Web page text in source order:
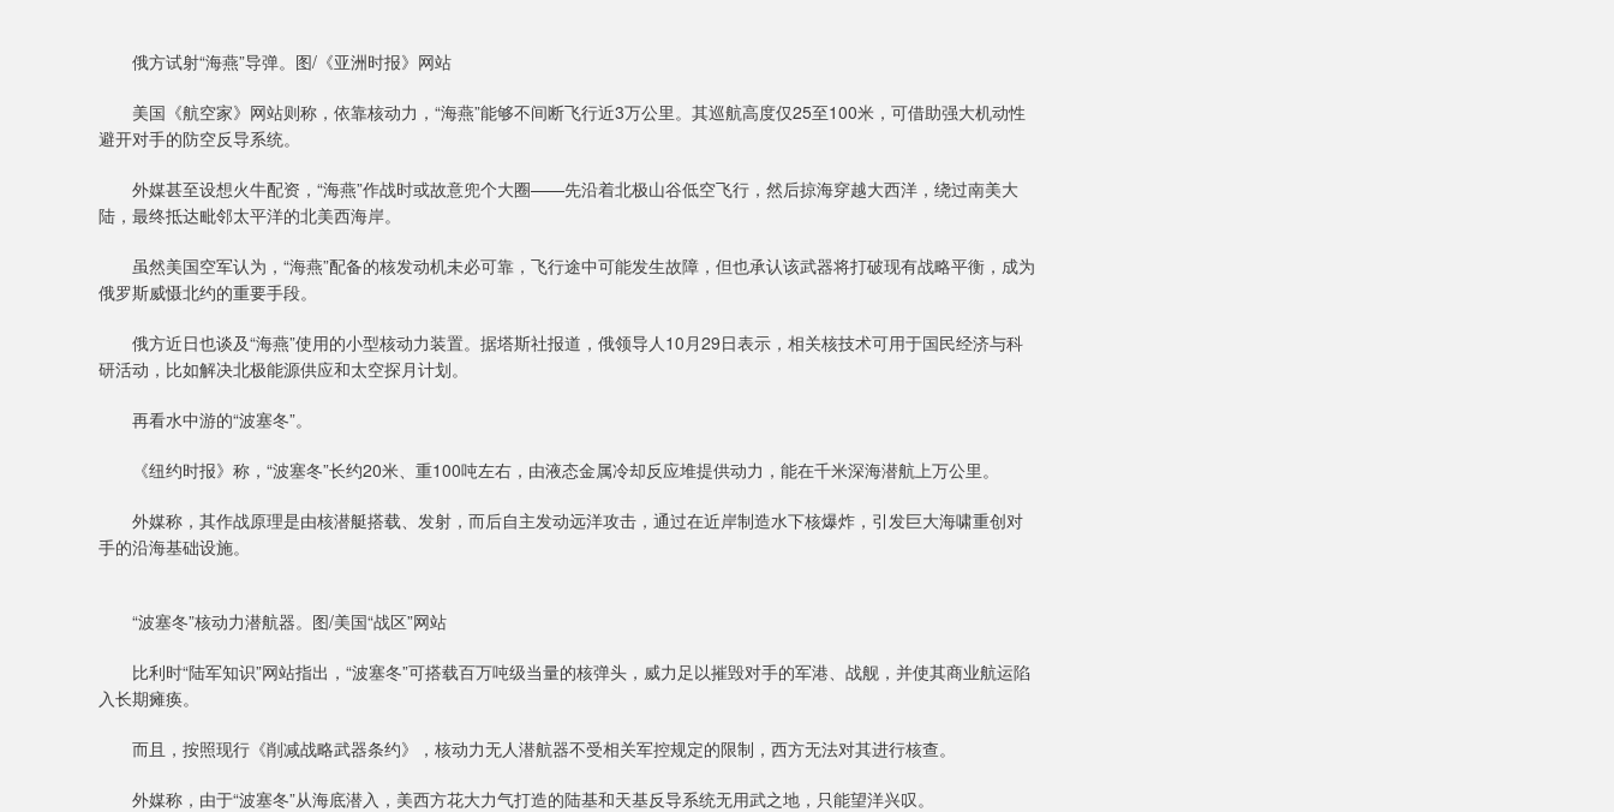
俄方试射“海燕”导弹。图/《亚洲时报》网站
美国《航空家》网站则称，依靠核动力，“海燕”能够不间断飞行近3万公里。其巡航高度仅25至100米，可借助强大机动性
避开对手的防空反导系统。
外媒甚至设想火牛配资，“海燕”作战时或故意兜个大圈——先沿着北极山谷低空飞行，然后掠海穿越大西洋，绕过南美大
陆，最终抵达毗邻太平洋的北美西海岸。
虽然美国空军认为，“海燕”配备的核发动机未必可靠，飞行途中可能发生故障，但也承认该武器将打破现有战略平衡，成为
俄罗斯威慑北约的重要手段。
俄方近日也谈及“海燕”使用的小型核动力装置。据塔斯社报道，俄领导人10月29日表示，相关核技术可用于国民经济与科
研活动，比如解决北极能源供应和太空探月计划。
再看水中游的“波塞冬”。
《纽约时报》称，“波塞冬”长约20米、重100吨左右，由液态金属冷却反应堆提供动力，能在千米深海潜航上万公里。
外媒称，其作战原理是由核潜艇搭载、发射，而后自主发动远洋攻击，通过在近岸制造水下核爆炸，引发巨大海啸重创对
手的沿海基础设施。
“波塞冬”核动力潜航器。图/美国“战区”网站
比利时“陆军知识”网站指出，“波塞冬”可搭载百万吨级当量的核弹头，威力足以摧毁对手的军港、战舰，并使其商业航运陷
入长期瘫痪。
而且，按照现行《削减战略武器条约》，核动力无人潜航器不受相关军控规定的限制，西方无法对其进行核查。
外媒称，由于“波塞冬”从海底潜入，美西方花大力气打造的陆基和天基反导系统无用武之地，只能望洋兴叹。